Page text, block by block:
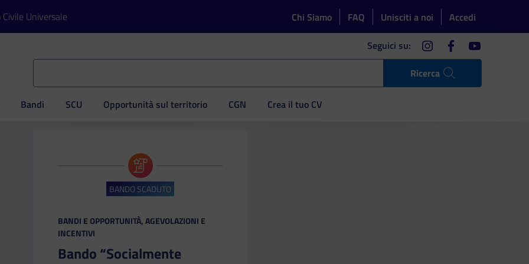
Universale Chi Siamo FAQ Unisciti a noi Accedi
Ricerca
Seguici su: instagramfacebookyoutube
Bandi SCU Opportunità sul territorio CGN Crea il tuo CV
BANDO SCADUTO
CATEGORIA:
BANDI E OPPORTUNITÀ, AGEVOLAZIONI E
INCENTIVI
Bando “Socialmente